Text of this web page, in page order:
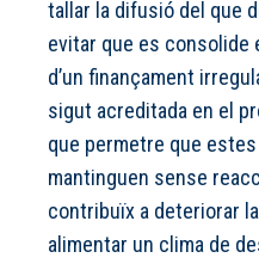
tallar la difusió del que
evitar que es consolide
d’un finançament
sigut acreditada en el
que permetre que
mantinguen sense
contribuïx a deteriorar
alimentar un clima de